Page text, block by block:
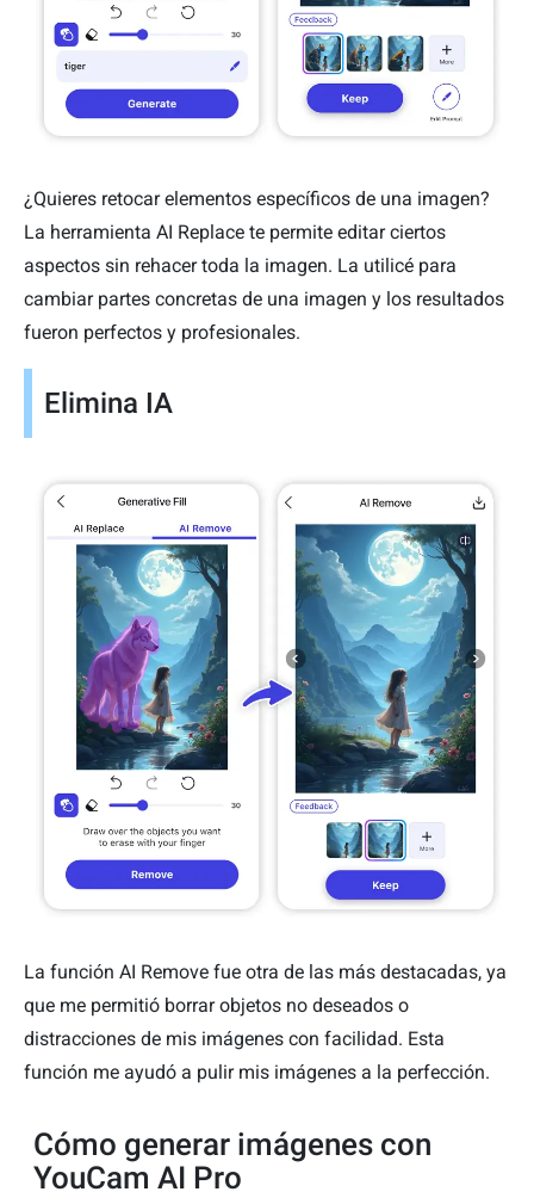
¿Quieres retocar elementos específicos de una imagen?
La herramienta AI Replace te permite editar ciertos
aspectos sin rehacer toda la imagen. La utilicé para
cambiar partes concretas de una imagen y los resultados
fueron perfectos y profesionales.
Elimina IA
La función AI Remove fue otra de las más destacadas, ya
que me permitió borrar objetos no deseados o
distracciones de mis imágenes con facilidad. Esta
función me ayudó a pulir mis imágenes a la perfección.
Cómo generar imágenes con
YouCam AI Pro